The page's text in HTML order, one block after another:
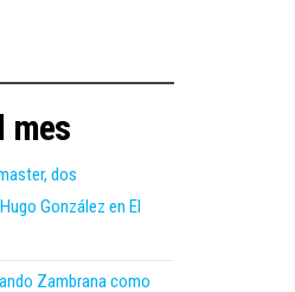
mes
dos
González en El
Zambrana como